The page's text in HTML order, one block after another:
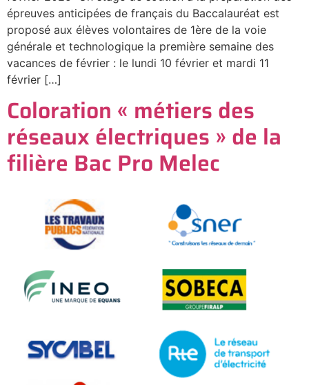
épreuves anticipées de français du Baccalauréat est
proposé aux élèves volontaires de 1ère de la voie
générale et technologique la première semaine des
vacances de février : le lundi 10 février et mardi 11
février […]
Coloration « métiers des
réseaux électriques » de la
filière Bac Pro Melec